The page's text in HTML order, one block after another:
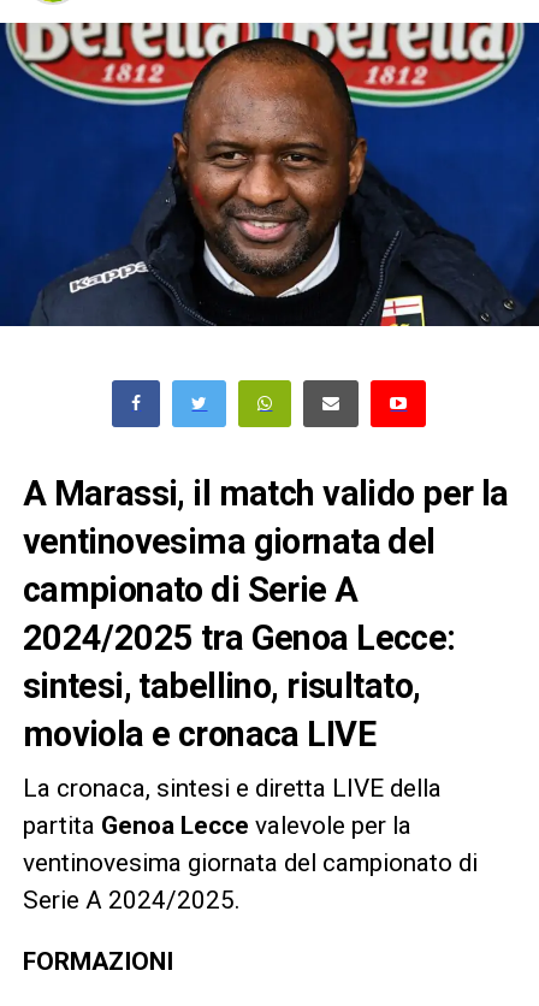
A Marassi, il match valido per la
ventinovesima giornata del
campionato di Serie A
2024/2025 tra Genoa Lecce:
sintesi, tabellino, risultato,
moviola e cronaca LIVE
La cronaca, sintesi e diretta LIVE della
partita Genoa Lecce valevole per la
ventinovesima giornata del campionato di
Serie A 2024/2025.
FORMAZIONI